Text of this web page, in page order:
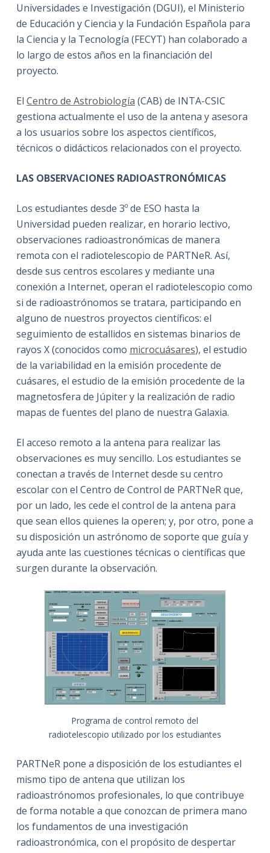
Universidades e Investigación (DGUI), el Ministerio
de Educación y Ciencia y la Fundación Española para
la Ciencia y la Tecnología (FECYT) han colaborado a
lo largo de estos años en la financiación del
proyecto.
El Centro de Astrobiología (CAB) de INTA-CSIC
gestiona actualmente el uso de la antena y asesora
a los usuarios sobre los aspectos científicos,
técnicos o didácticos relacionados con el proyecto.
LAS OBSERVACIONES RADIOASTRONÓMICAS
Los estudiantes desde 3º de ESO hasta la
Universidad pueden realizar, en horario lectivo,
observaciones radioastronómicas de manera
remota con el radiotelescopio de PARTNeR. Así,
desde sus centros escolares y mediante una
conexión a Internet, operan el radiotelescopio como
si de radioastrónomos se tratara, participando en
alguno de nuestros proyectos científicos: el
seguimiento de estallidos en sistemas binarios de
rayos X (conocidos como microcuásares), el estudio
de la variabilidad en la emisión procedente de
cuásares, el estudio de la emisión procedente de la
magnetosfera de Júpiter y la realización de radio
mapas de fuentes del plano de nuestra Galaxia.
El acceso remoto a la antena para realizar las
observaciones es muy sencillo. Los estudiantes se
conectan a través de Internet desde su centro
escolar con el Centro de Control de PARTNeR que,
por un lado, les cede el control de la antena para
que sean ellos quienes la operen; y, por otro, pone a
su disposición un astrónomo de soporte que guía y
ayuda ante las cuestiones técnicas o científicas que
surgen durante la observación.
Programa de control remoto del
radiotelescopio utilizado por los estudiantes
PARTNeR pone a disposición de los estudiantes el
mismo tipo de antena que utilizan los
radioastrónomos profesionales, lo que contribuye
de forma notable a que conozcan de primera mano
los fundamentos de una investigación
radioastronómica, con el propósito de despertar